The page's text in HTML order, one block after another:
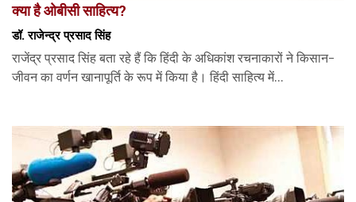
क्या है ओबीसी साहित्य?
डॉ. राजेन्द्र प्रसाद सिंह
राजेंद्र प्रसाद सिंह बता रहे हैं कि हिंदी के अधिकांश रचनाकारों ने किसान-
जीवन का वर्णन खानापूर्ति के रूप में किया है। हिंदी साहित्य में...